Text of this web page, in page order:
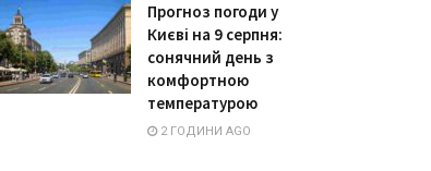
Прогноз погоди у
Києві на 9 серпня:
сонячний день з
комфортною
температурою
2 ГОДИНИ AGO